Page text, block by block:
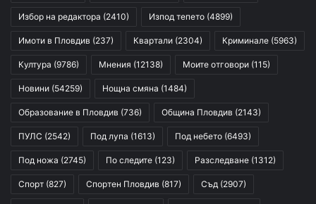
Избор на редактора (2410) Изпод тепето (4899)
Имоти в Пловдив (237) Квартали (2304) Криминале (5963)
Култура (9786) Мнения (12138) Моите отговори (115)
Новини (54259) Нощна смяна (1484)
Образование в Пловдив (736) Община Пловдив (2143)
ПУЛС (2542) Под лупа (1613) Под небето (6493)
Под ножа (2745) По следите (123) Разследване (1312)
Спорт (827) Спортен Пловдив (817) Съд (2907)